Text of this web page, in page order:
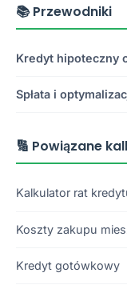
📚 Przewodniki
Kredyt hipoteczny
Spłata i
🔢 Powiązane
Kalkulator rat
Koszty zakupu
Kredyt gotówkowy